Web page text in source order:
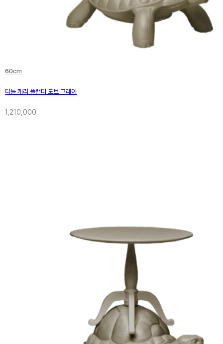
60cm
터틀 캐리 플랜터 도브 그레이
1,210,000